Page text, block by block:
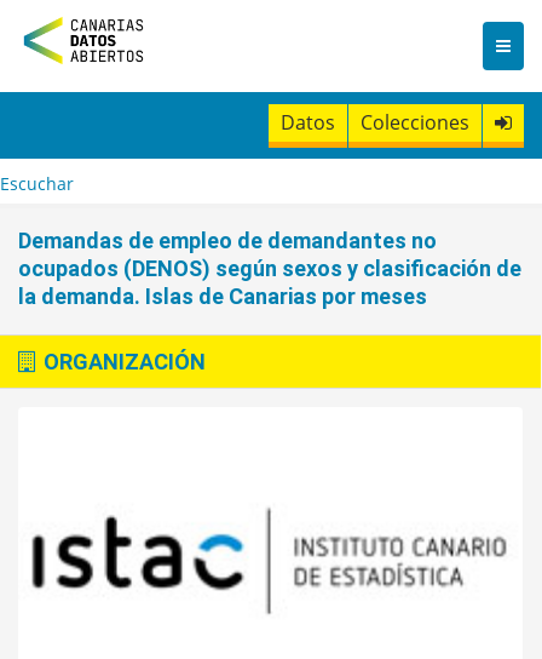
n
t
Datos Colecciones
Escuchar
Demandas de empleo de demandantes no
ocupados (DENOS) según sexos y clasificación de
la demanda. Islas de Canarias por meses
ORGANIZACIÓN